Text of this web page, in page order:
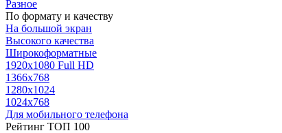
Разное
По формату и качеству
На большой экран
Высокого качества
Широкоформатные
1920х1080 Full HD
1366х768
1280х1024
1024х768
Для мобильного телефона
Рейтинг ТОП 100